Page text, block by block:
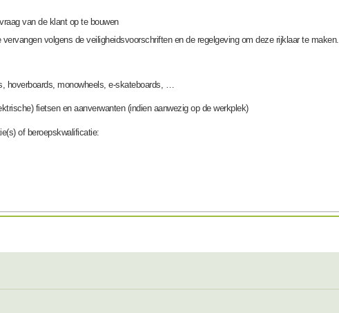
van de klant op te bouwen
volgens de veiligheidsvoorschriften en de regelgeving om deze rijklaar te maken.
hoverboards, monowheels, e-skateboards, …
fietsen en aanverwanten (indien aanwezig op de werkplek)
of beroepskwalificatie: